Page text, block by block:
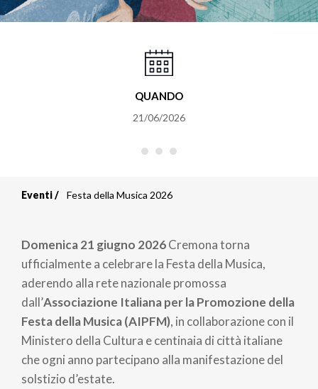
QUANDO
21/06/2026
di
pane
Eventi Festa della Musica 2026
Domenica 21 giugno 2026Cremona torna
ufficialmente a celebrare la Festa della Musica,
aderendo alla rete nazionale promossa
dall’Associazione Italiana per la Promozione della
Festa della Musica (AIPFM), in collaborazione con il
Ministero della Cultura e centinaia di città italiane
che ogni anno partecipano alla manifestazione del
solstizio d’estate.